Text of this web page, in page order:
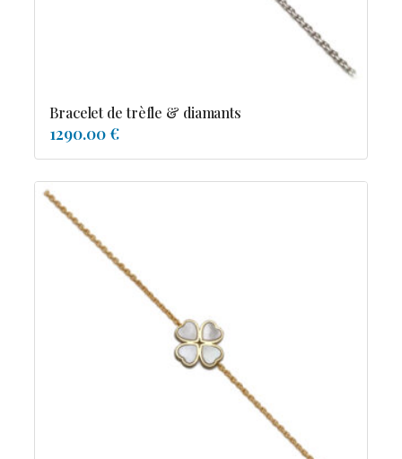
Bracelet de trèfle & diamants
1290.00 €